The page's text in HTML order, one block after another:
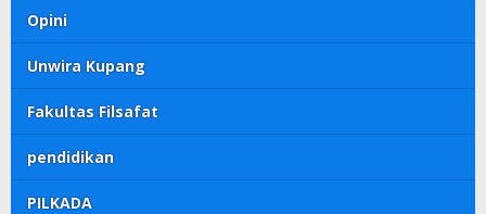
Opini
Unwira Kupang
Fakultas Filsafat
pendidikan
PILKADA